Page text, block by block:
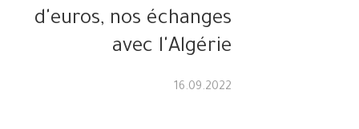
d'euros, nos échanges
avec l'Algérie
16.09.2022